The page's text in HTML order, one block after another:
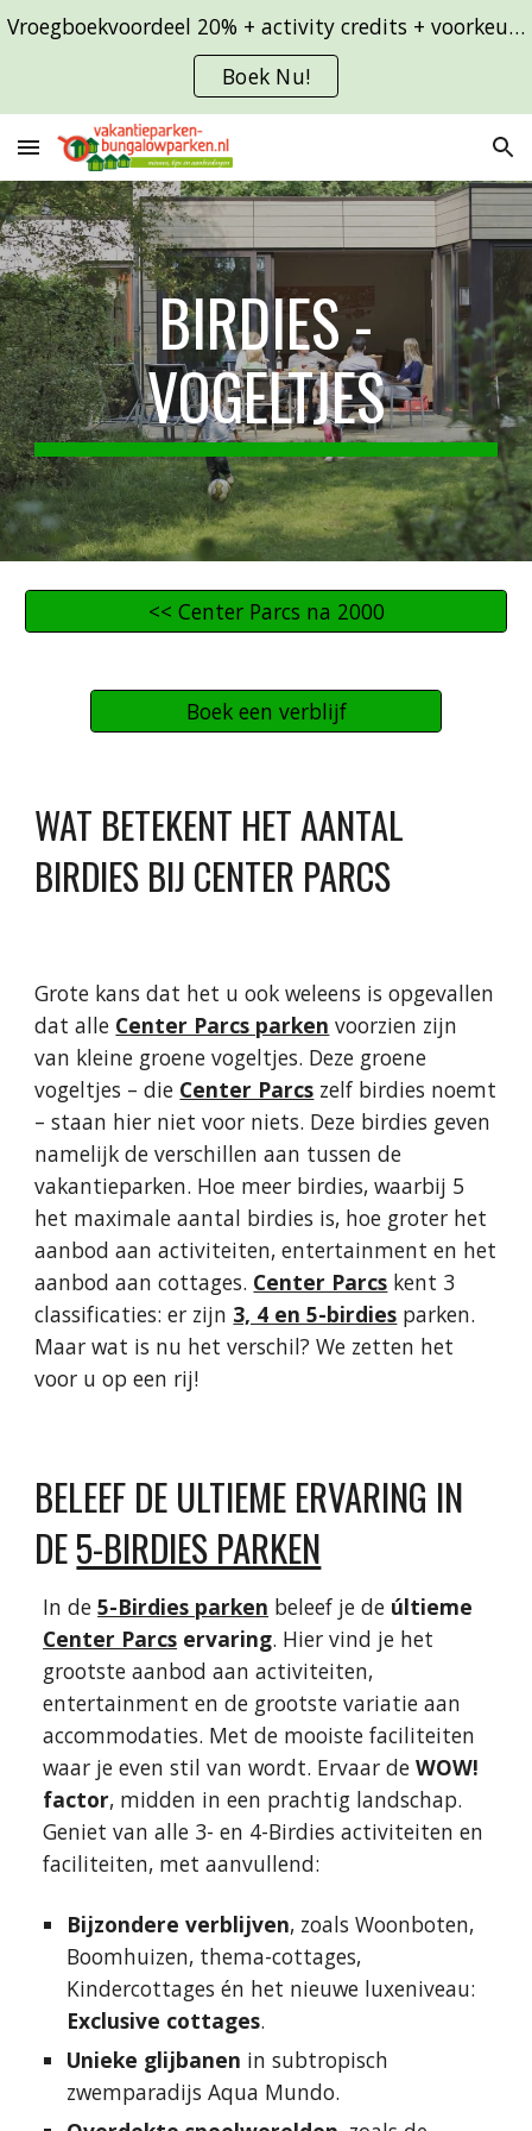
Skip to main content
Vroegboekvoordeel 20% + activity credits + voorkeursligging
Boek Nu!
BIRDIES -
VOGELTJES
<< Center Parcs na 2000
Boek een verblijf
WAT BETEKENT HET AANTAL
BIRDIES BIJ CENTER PARCS
Grote kans dat het u ook weleens is opgevallen
dat alle Center Parcs parken voorzien zijn
van kleine groene vogeltjes. Deze groene
vogeltjes – die Center Parcs zelf birdies noemt
– staan hier niet voor niets. Deze birdies geven
namelijk de verschillen aan tussen de
vakantieparken. Hoe meer birdies, waarbij 5
het maximale aantal birdies is, hoe groter het
aanbod aan activiteiten, entertainment en het
aanbod aan cottages. Center Parcs kent 3
classificaties: er zijn 3, 4 en 5-birdies parken.
Maar wat is nu het verschil? We zetten het
voor u op een rij!
BELEEF DE ULTIEME ERVARING IN
DE5-BIRDIES PARKEN
In de5-Birdies parken beleef je de últieme
Center Parcs ervaring. Hier vind je het
grootste aanbod aan activiteiten,
entertainment en de grootste variatie aan
accommodaties. Met de mooiste faciliteiten
waar je even stil van wordt. Ervaar deWOW!
factor, midden in een prachtig landschap.
Geniet van alle 3- en 4-Birdies activiteiten en
faciliteiten, met aanvullend:
Bijzondere verblijven, zoals Woonboten,
Boomhuizen, thema-cottages,
Kindercottages én het nieuwe luxeniveau:
Exclusive cottages.
Unieke glijbanen in subtropisch
zwemparadijs Aqua Mundo.